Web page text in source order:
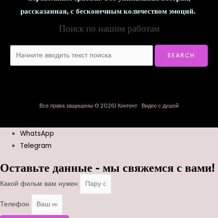
рассказанная, с бесконечным количеством эмоций.
Поиск по нашим работам
Все права защищены © 2026| Контент Видео с душой
WhatsApp
Telegram
Оставьте данные - мы свяжемся с вами!
Какой фильм вам нужен
Телефон